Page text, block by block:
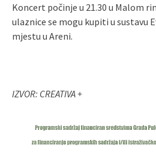
Koncert počinje u 21.30 u Malom
ulaznice se mogu kupiti u sustavu
mjestu u Areni.
IZVOR: CREATIVA +